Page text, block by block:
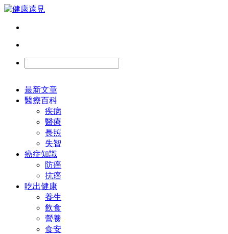
最新文章
醫療百科
疾病
醫療
長照
失智
癌症知識
防癌
抗癌
吃出健康
養生
飲食
營養
食安